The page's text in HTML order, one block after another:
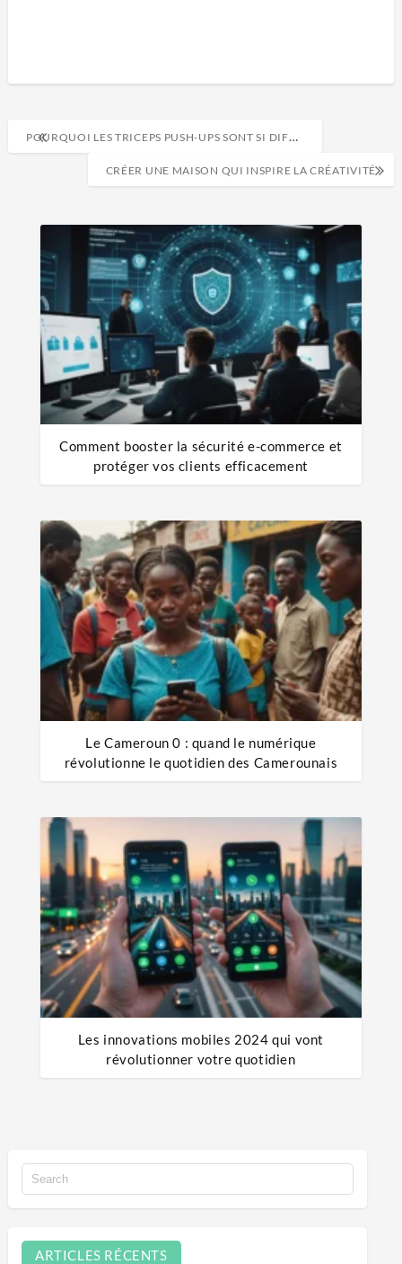
POURQUOI LES TRICEPS PUSH-UPS SONT SI DIFFICILES ?
CRÉER UNE MAISON QUI INSPIRE LA CRÉATIVITÉ
Comment booster la sécurité e-commerce et
protéger vos clients efficacement
Le Cameroun 0 : quand le numérique
révolutionne le quotidien des Camerounais
Les innovations mobiles 2024 qui vont
révolutionner votre quotidien
ARTICLES RÉCENTS